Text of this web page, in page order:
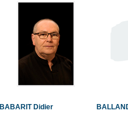
BABARIT Didier